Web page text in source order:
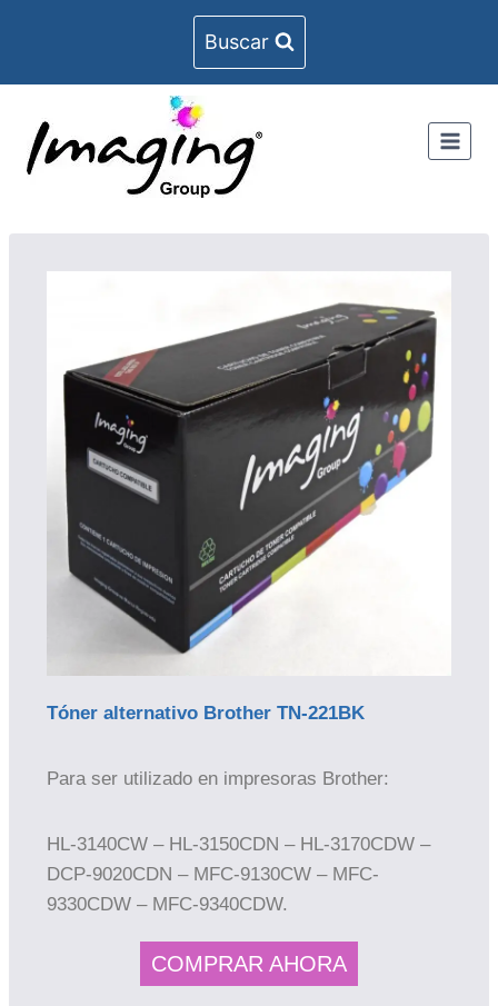
Buscar
Tóner alternativo Brother TN-221BK
Para ser utilizado en impresoras Brother:
HL-3140CW – HL-3150CDN – HL-3170CDW –
DCP-9020CDN – MFC-9130CW – MFC-
9330CDW – MFC-9340CDW.
COMPRAR AHORA